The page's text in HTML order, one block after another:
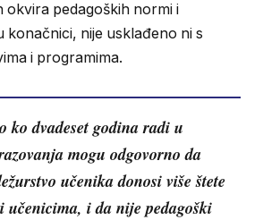
okvira pedagoških normi i
konačnici, nije usklađeno ni s
i programima.
ko dvadeset godina radi u
mogu odgovorno da
učenika donosi više štete
učenicima, i da nije pedagoški